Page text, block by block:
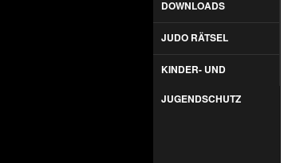
DOWNLOADS
JUDO RÄTSEL
KINDER- UND
JUGENDSCHUTZ